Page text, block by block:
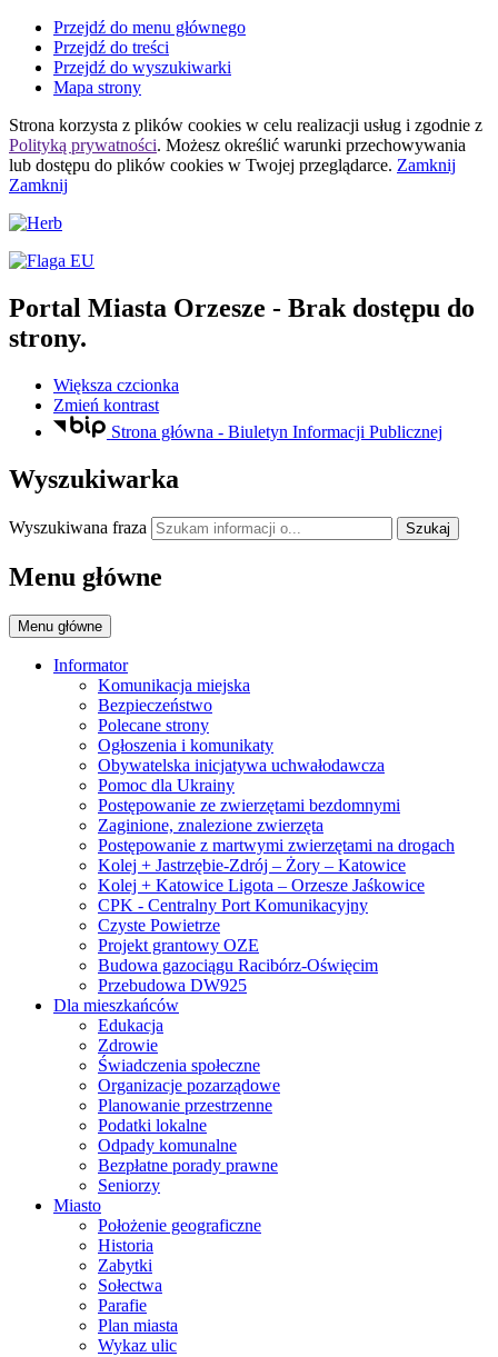
Przejdź do menu głównego
Przejdź do treści
Przejdź do wyszukiwarki
Mapa strony
Strona korzysta z plików cookies w celu realizacji usług i zgodnie z
Polityką prywatności. Możesz określić warunki przechowywania
lub dostępu do plików cookies w Twojej przeglądarce. Zamknij
Zamknij
Portal Miasta Orzesze - Brak dostępu do
strony.
Większa czcionka
Zmień kontrast
Strona główna - Biuletyn Informacji Publicznej
Wyszukiwarka
Wyszukiwana fraza Szukaj
Menu główne
Menu główne
Informator
Komunikacja miejska
Bezpieczeństwo
Polecane strony
Ogłoszenia i komunikaty
Obywatelska inicjatywa uchwałodawcza
Pomoc dla Ukrainy
Postępowanie ze zwierzętami bezdomnymi
Zaginione, znalezione zwierzęta
Postępowanie z martwymi zwierzętami na drogach
Kolej + Jastrzębie-Zdrój – Żory – Katowice
Kolej + Katowice Ligota – Orzesze Jaśkowice
CPK - Centralny Port Komunikacyjny
Czyste Powietrze
Projekt grantowy OZE
Budowa gazociągu Racibórz-Oświęcim
Przebudowa DW925
Dla mieszkańców
Edukacja
Zdrowie
Świadczenia społeczne
Organizacje pozarządowe
Planowanie przestrzenne
Podatki lokalne
Odpady komunalne
Bezpłatne porady prawne
Seniorzy
Miasto
Położenie geograficzne
Historia
Zabytki
Sołectwa
Parafie
Plan miasta
Wykaz ulic